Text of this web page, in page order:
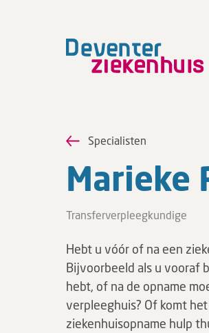
Specialisten
Marieke
Transferverpleegkundige
Hebt u vóór of na een
Bijvoorbeeld als u vooraf
hebt, of na de opname
verpleeghuis? Of komt
ziekenhuisopname hulp